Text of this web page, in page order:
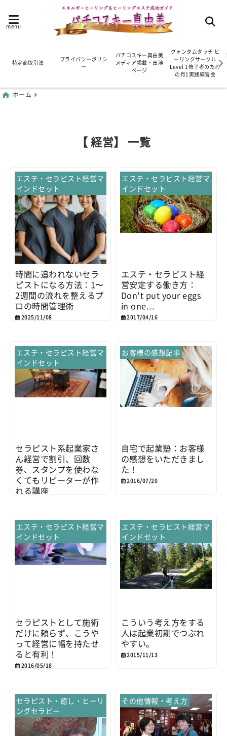
menu
特定商取引法
プライバシーポリシ
ー
パチコスキー真由美
メディア掲載・出演
ページ
クォンタムタッチ ヒ
ーリングサークル
Level 1修了者のため
の月1実践練習会
ホーム
【 経営】 一覧
エステ・セラピスト経営マ
インドセット
時間に追われないセラ
ピストになる方法：1〜
2週間の流れを整えるプ
ロの時間管理術
2025/11/08
エステ・セラピスト経営マ
インドセット
エステ・セラピスト経
営安定する働き方：
Don't put your eggs
in one...
2017/04/16
エステ・セラピスト経営マ
インドセット
セラピスト系起業家さ
ん経営で割引、回数
券、スタンプを使わな
くてもリピーターが作
れる講座
お客様の感想記事
自宅で起業塾：お客様
の感想をいただきまし
た！
2016/07/20
エステ・セラピスト経営マ
インドセット
セラピストとして施術
だけに頼らず、こうや
って経営に幅を持たせ
ると有利！
2016/05/18
エステ・セラピスト経営マ
インドセット
こういう考え方をする
人は起業初期でつぶれ
やすい。
2015/11/13
セラピスト・癒し・ヒーリ
ングセラピー
その他情報・考え方